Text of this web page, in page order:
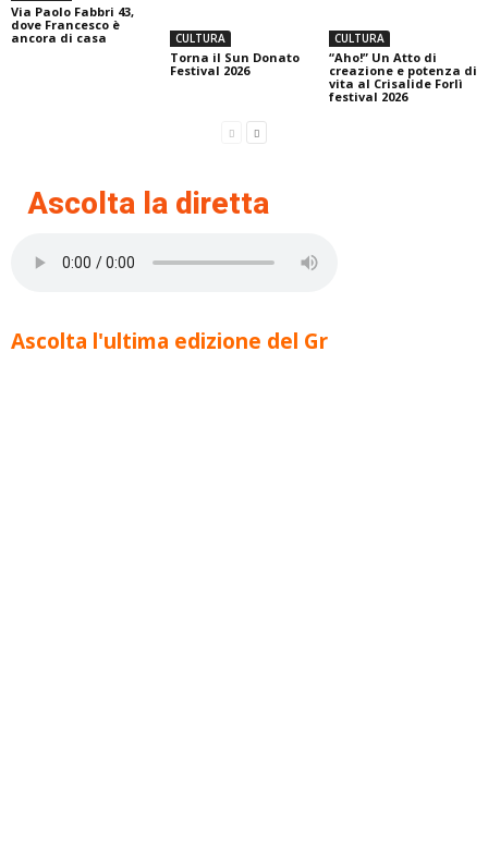
Via Paolo Fabbri 43,
dove Francesco è
ancora di casa
CULTURA
Torna il Sun Donato
Festival 2026
CULTURA
“Aho!” Un Atto di
creazione e potenza di
vita al Crisalide Forlì
festival 2026
Ascolta la diretta
Ascolta l'ultima edizione del Gr